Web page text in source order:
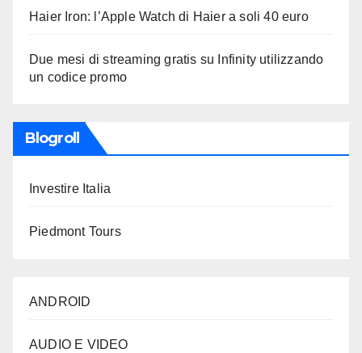
Haier Iron: l’Apple Watch di Haier a soli 40 euro
Due mesi di streaming gratis su Infinity utilizzando
un codice promo
Blogroll
Investire Italia
Piedmont Tours
ANDROID
AUDIO E VIDEO